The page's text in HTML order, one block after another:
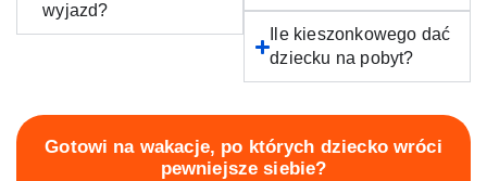
wyjazd?
Ile kieszonkowego dać
dziecku na pobyt?
Gotowi na wakacje, po których dziecko wróci
pewniejsze siebie?